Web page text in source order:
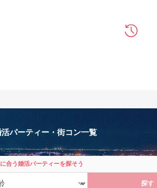
パーティー・街コン一覧
合う婚活パーティーを探そう
探す